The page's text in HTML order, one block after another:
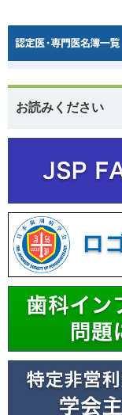
お読みください